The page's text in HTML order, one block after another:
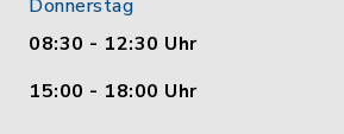
Donnerstag
08:30 - 12:30 Uhr
15:00 - 18:00 Uhr